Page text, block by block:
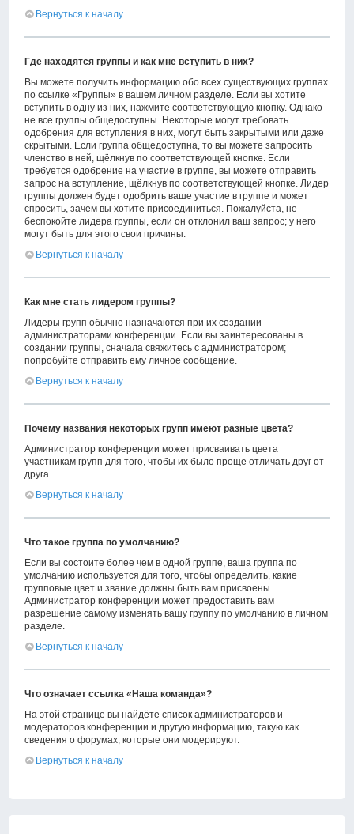
Вернуться к началу
Где находятся группы и как мне вступить в них?
Вы можете получить информацию обо всех существующих группах
по ссылке «Группы» в вашем личном разделе. Если вы хотите
вступить в одну из них, нажмите соответствующую кнопку. Однако
не все группы общедоступны. Некоторые могут требовать
одобрения для вступления в них, могут быть закрытыми или даже
скрытыми. Если группа общедоступна, то вы можете запросить
членство в ней, щёлкнув по соответствующей кнопке. Если
требуется одобрение на участие в группе, вы можете отправить
запрос на вступление, щёлкнув по соответствующей кнопке. Лидер
группы должен будет одобрить ваше участие в группе и может
спросить, зачем вы хотите присоединиться. Пожалуйста, не
беспокойте лидера группы, если он отклонил ваш запрос; у него
могут быть для этого свои причины.
Вернуться к началу
Как мне стать лидером группы?
Лидеры групп обычно назначаются при их создании
администраторами конференции. Если вы заинтересованы в
создании группы, сначала свяжитесь с администратором;
попробуйте отправить ему личное сообщение.
Вернуться к началу
Почему названия некоторых групп имеют разные цвета?
Администратор конференции может присваивать цвета
участникам групп для того, чтобы их было проще отличать друг от
друга.
Вернуться к началу
Что такое группа по умолчанию?
Если вы состоите более чем в одной группе, ваша группа по
умолчанию используется для того, чтобы определить, какие
групповые цвет и звание должны быть вам присвоены.
Администратор конференции может предоставить вам
разрешение самому изменять вашу группу по умолчанию в личном
разделе.
Вернуться к началу
Что означает ссылка «Наша команда»?
На этой странице вы найдёте список администраторов и
модераторов конференции и другую информацию, такую как
сведения о форумах, которые они модерируют.
Вернуться к началу